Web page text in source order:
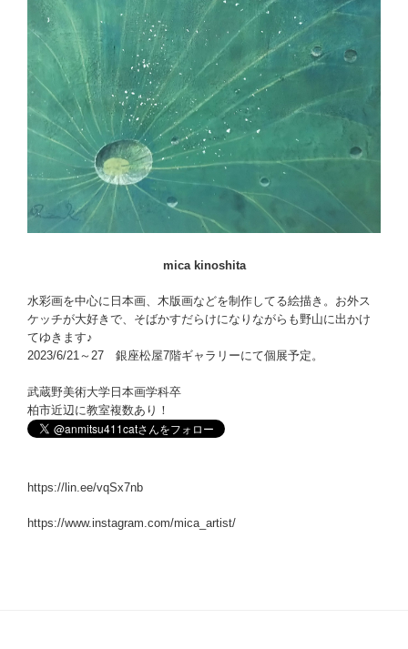
mica kinoshita
水彩画を中心に日本画、木版画などを制作してる絵描き。お外ス
ケッチが大好きで、そばかすだらけになりながらも野山に出かけ
てゆきます♪
2023/6/21～27 銀座松屋7階ギャラリーにて個展予定。
武蔵野美術大学日本画学科卒
柏市近辺に教室複数あり！
https://lin.ee/vqSx7nb
https://www.instagram.com/mica_artist/